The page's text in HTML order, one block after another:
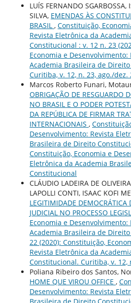
LUÍS FERNANDO SGARBOSSA,
SILVA, EMENDAS ÀS
BRASIL , Constituição,
Revista Eletrônica da
Constitucional : v. 12 n. 23
Economia e
Academia Brasileira de
Curitiba, v. 12, n. 23, ago./dez.
Marcos Roberto Funari,
OBRIGAÇÃO DE RESGUARDO
NO BRASIL E O PODER
DA REPÚBLICA DE FIRMAR
INTERNACIONAIS ,
Desenvolvimento: Revista
Brasileira de Direito
Constituição, Economia e
Eletrônica da Academia
Constitucional
CLÁUDIO LADEIRA DE
LAPOLLI CONTI, ISAAC KOFI
LEGITIMIDADE DEMOCRÁTICA
JUDICIAL NO PROCESSO
Economia e
Academia Brasileira de
22 (2020): Constituição,
Revista Eletrônica da
Constitucional. Curitiba, v. 12,
Poliana Ribeiro dos Santos,
HOME QUE VIROU OFFICE ,
Desenvolvimento: Revista
Brasileira de Direito